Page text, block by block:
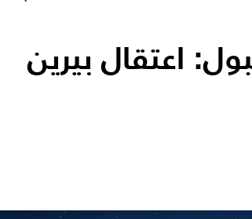
اعتقال بيرين